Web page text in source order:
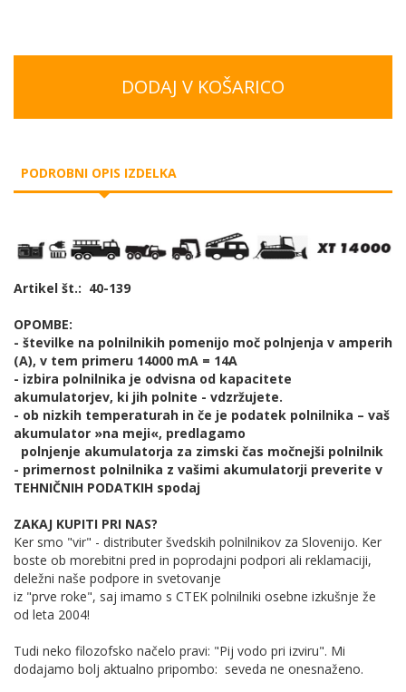
DODAJ V KOŠARICO
PODROBNI OPIS IZDELKA
Artikel št.: 40-139
OPOMBE:
- številke na polnilnikih pomenijo moč polnjenja v amperih
(A), v tem primeru 14000 mA = 14A
- izbira polnilnika je odvisna od kapacitete
akumulatorjev, ki jih polnite - vdzržujete.
- ob nizkih temperaturah in če je podatek polnilnika – vaš
akumulator »na meji«, predlagamo
polnjenje akumulatorja za zimski čas močnejši polnilnik
- primernost polnilnika z vašimi akumulatorji preverite v
TEHNIČNIH PODATKIH spodaj
ZAKAJ KUPITI PRI NAS?
Ker smo "vir" - distributer švedskih polnilnikov za Slovenijo. Ker
boste ob morebitni pred in poprodajni podpori ali reklamaciji,
deležni naše podpore in svetovanje
iz "prve roke", saj imamo s CTEK polnilniki osebne izkušnje že
od leta 2004!
Tudi neko filozofsko načelo pravi: "Pij vodo pri izviru". Mi
dodajamo bolj aktualno pripombo: seveda ne onesnaženo.